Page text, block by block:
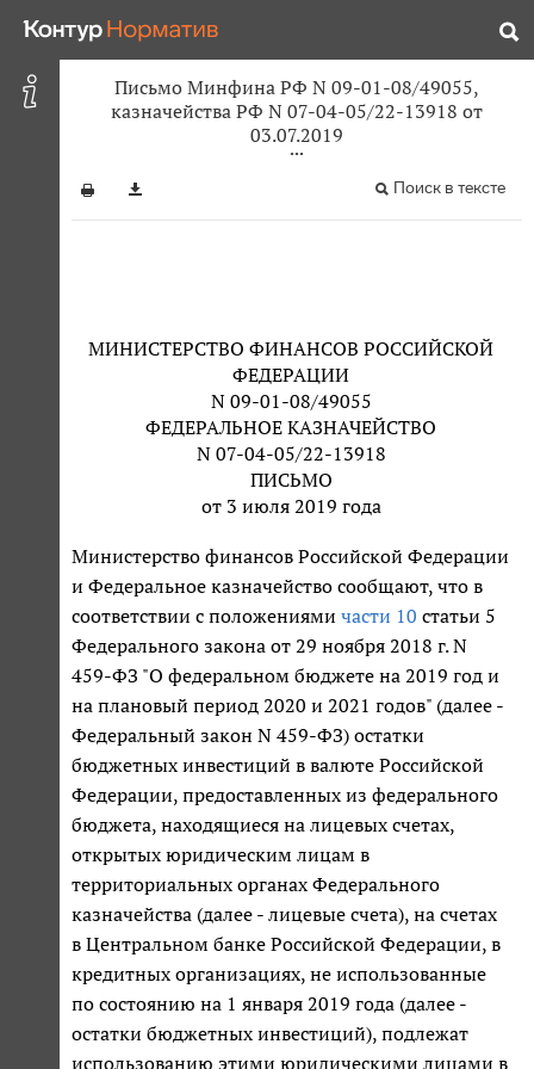
Письмо Минфина РФ N 09-01-08/49055,
казначейства РФ N 07-04-05/22-13918 от
03.07.2019
Поиск в тексте
МИНИСТЕРСТВО ФИНАНСОВ РОССИЙСКОЙ
ФЕДЕРАЦИИ
N 09-01-08/49055
ФЕДЕРАЛЬНОЕ КАЗНАЧЕЙСТВО
N 07-04-05/22-13918
ПИСЬМО
от 3 июля 2019 года
Министерство финансов Российской Федерации
и Федеральное казначейство сообщают, что в
соответствии с положениями части 10 статьи 5
Федерального закона от 29 ноября 2018 г. N
459-ФЗ "О федеральном бюджете на 2019 год и
на плановый период 2020 и 2021 годов" (далее -
Федеральный закон N 459-ФЗ) остатки
бюджетных инвестиций в валюте Российской
Федерации, предоставленных из федерального
бюджета, находящиеся на лицевых счетах,
открытых юридическим лицам в
территориальных органах Федерального
казначейства (далее - лицевые счета), на счетах
в Центральном банке Российской Федерации, в
кредитных организациях, не использованные
по состоянию на 1 января 2019 года (далее -
остатки бюджетных инвестиций), подлежат
использованию этими юридическими лицами в